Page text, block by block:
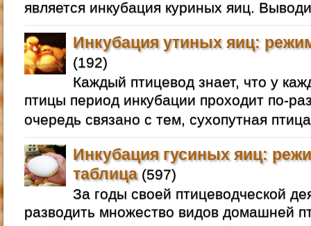
является инкубация куриных яиц.
Инкубация утиных яиц:
(192)
Каждый птицевод знает, что у
птицы период инкубации проходит по-
очередь связано с тем, сухопутная
Инкубация гусиных яиц:
таблица(597)
За годы своей птицеводческой
разводить множество видов домашней